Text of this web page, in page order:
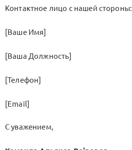
Контактное лицо с нашей стороны:
[Ваше Имя]
[Ваша Должность]
[Телефон]
[Email]
С уважением,